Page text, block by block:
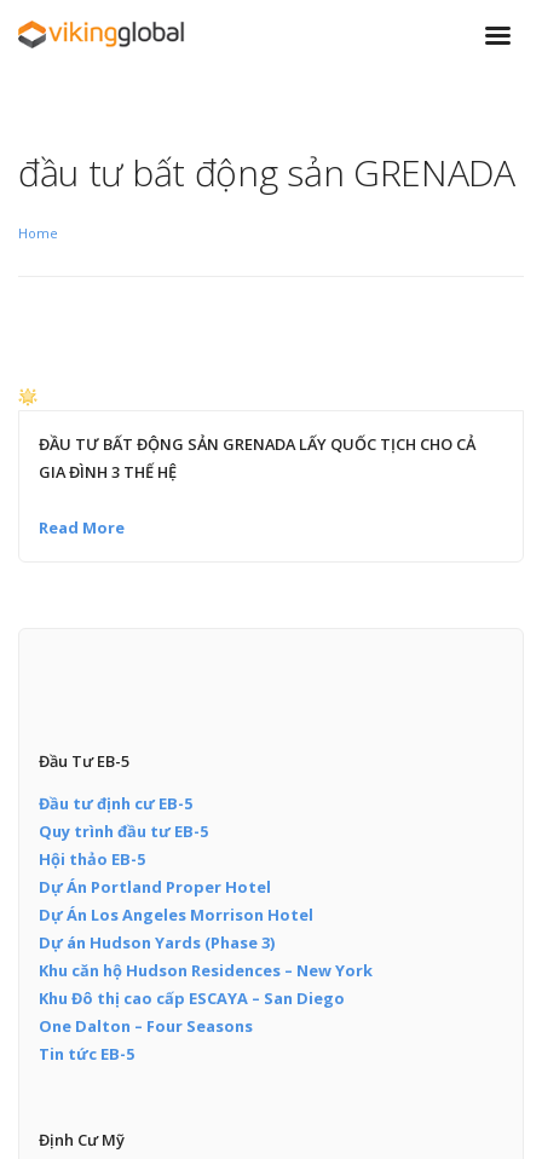
đầu tư bất động sản GRENADA
Home
ĐẦU TƯ BẤT ĐỘNG SẢN GRENADA LẤY QUỐC TỊCH CHO CẢ
GIA ĐÌNH 3 THẾ HỆ
Read More
Đầu Tư EB-5
Đầu tư định cư EB-5
Quy trình đầu tư EB-5
Hội thảo EB-5
Dự Án Portland Proper Hotel
Dự Án Los Angeles Morrison Hotel
Dự án Hudson Yards (Phase 3)
Khu căn hộ Hudson Residences – New York
Khu Đô thị cao cấp ESCAYA – San Diego
One Dalton – Four Seasons
Tin tức EB-5
Định Cư Mỹ